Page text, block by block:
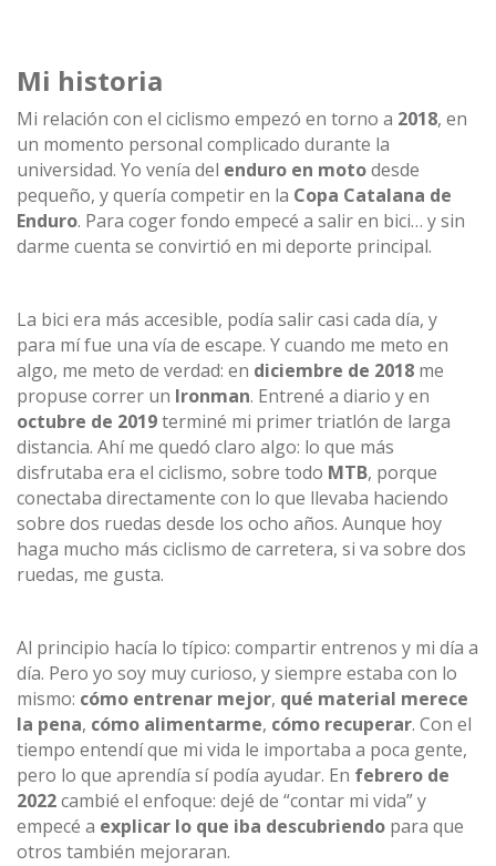
Mi historia
Mi relación con el ciclismo empezó en torno a 2018, en
un momento personal complicado durante la
universidad. Yo venía del enduro en motodesde
pequeño, y quería competir en la Copa Catalana de
Enduro. Para coger fondo empecé a salir en bici… y sin
darme cuenta se convirtió en mi deporte principal.
La bici era más accesible, podía salir casi cada día, y
para mí fue una vía de escape. Y cuando me meto en
algo, me meto de verdad: en diciembre de 2018 me
propuse correr un Ironman. Entrené a diario y en
octubre de 2019terminé mi primer triatlón de larga
distancia. Ahí me quedó claro algo: lo que más
disfrutaba era el ciclismo, sobre todo MTB, porque
conectaba directamente con lo que llevaba haciendo
sobre dos ruedas desde los ocho años. Aunque hoy
haga mucho más ciclismo de carretera, si va sobre dos
ruedas, me gusta.
Al principio hacía lo típico: compartir entrenos y mi día a
día. Pero yo soy muy curioso, y siempre estaba con lo
mismo: cómo entrenar mejor, qué material merece
la pena, cómo alimentarme, cómo recuperar. Con el
tiempo entendí que mi vida le importaba a poca gente,
pero lo que aprendía sí podía ayudar. En febrero de
2022cambié el enfoque: dejé de “contar mi vida” y
empecé a explicar lo que iba descubriendo para que
otros también mejoraran.